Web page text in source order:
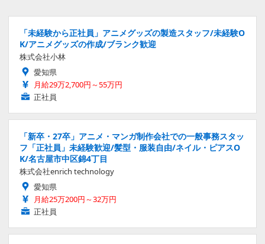
「未経験から正社員」アニメグッズの製造スタッフ/未経験O
K/アニメグッズの作成/ブランク歓迎
株式会社小林
愛知県
月給29万2,700円～55万円
正社員
「新卒・27卒」アニメ・マンガ制作会社での一般事務スタッ
フ「正社員」未経験歓迎/髪型・服装自由/ネイル・ピアスO
K/名古屋市中区錦4丁目
株式会社enrich technology
愛知県
月給25万200円～32万円
正社員